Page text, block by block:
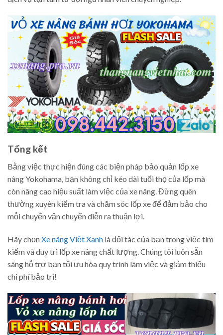
Tổng kết
Bằng việc thực hiện đúng các biện pháp bảo quản lốp xe
nâng Yokohama, bạn không chỉ kéo dài tuổi thọ của lốp mà
còn nâng cao hiệu suất làm việc của xe nâng. Đừng quên
thường xuyên kiểm tra và chăm sóc lốp xe để đảm bảo cho
mỗi chuyến vận chuyển diễn ra thuận lợi.
Hãy chọnXe nâng Việt Xanh là đối tác của bạn trong việc tìm
kiếm và duy trì lốp xe nâng chất lượng. Chúng tôi luôn sẵn
sàng hỗ trợ bạn tối ưu hóa quy trình làm việc và giảm thiểu
chi phí bảo trì!